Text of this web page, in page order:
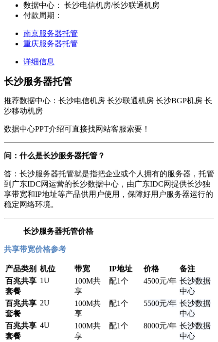
数据中心：
长沙电信机房/长沙联通机房
付款周期：
南京服务器托管
重庆服务器托管
详细信息
长沙服务器托管
推荐数据中心：长沙电信机房 长沙联通机房 长沙BGP机房 长
沙移动机房
数据中心PPT介绍可直接找网站客服索要！
问：什么是长沙服务器托管？
答：长沙服务器托管就是指把企业或个人拥有的服务器，托管
到广东IDC网运营的长沙数据中心，由广东IDC网提供长沙独
享带宽和IP地址等产品供用户使用，保障好用户服务器运行的
稳定网络环境。
长沙服务器托管价格
共享带宽价格参考
产品类别 机位 带宽 IP地址 价格
备注
百兆共享
套餐
1U
100M共
享
配1个 4500元/年 长沙数据
中心
百兆共享
套餐
2U
100M共
享
配1个 5500元/年 长沙数据
中心
百兆共享
套餐
4U
100M共
享
配1个 8000元/年 长沙数据
中心